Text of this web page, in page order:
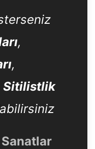
,
,
Sitilistlik